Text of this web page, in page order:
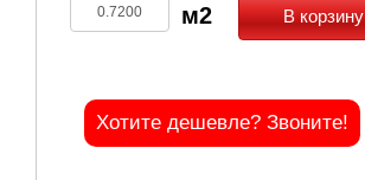
В корзину
Хотите дешевле? Звоните!